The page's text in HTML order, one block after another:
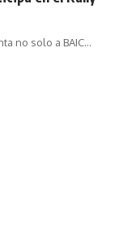
no solo a BAIC…